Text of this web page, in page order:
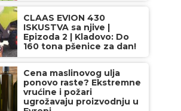
CLAAS EVION 430
ISKUSTVA sa njive |
Epizoda 2 | Kladovo: Do
160 tona pšenice za dan!
Cena maslinovog ulja
ponovo raste? Ekstremne
vrućine i požari
ugrožavaju proizvodnju u